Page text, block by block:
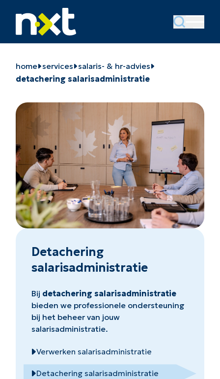
home services salaris- & hr-advies
detachering salarisadministratie
Detachering
salarisadministratie
Bij detachering salarisadministratie
bieden we professionele ondersteuning
bij het beheer van jouw
salarisadministratie.
Verwerken salarisadministratie
Detachering salarisadministratie